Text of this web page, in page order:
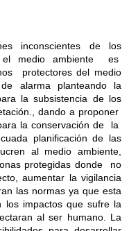
inconscientes de los
el medio ambiente es
protectores del medio
alarma planteando la
la subsistencia de los
dando a proponer
la conservación de la
planificación de las
al medio ambiente,
protegidas donde no
aumentar la vigilancia
las normas ya que esta
los impactos que sufre la
al ser humano. La